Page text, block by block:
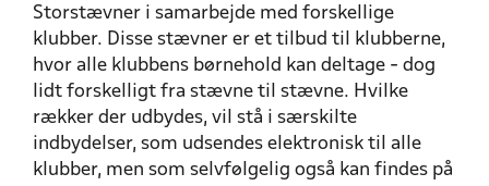
Storstævner i samarbejde med forskellige
klubber. Disse stævner er et tilbud til klubberne,
hvor alle klubbens børnehold kan deltage - dog
lidt forskelligt fra stævne til stævne. Hvilke
rækker der udbydes, vil stå i særskilte
indbydelser, som udsendes elektronisk til alle
klubber, men som selvfølgelig også kan findes på